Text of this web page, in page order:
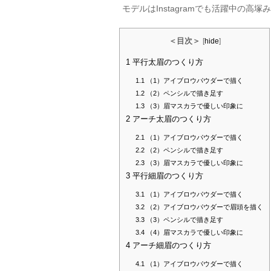
モデルはInstagramでも活躍中の高塚
＜目次＞ [hide]
1 平行太眉のつくり方
1.1
（1）アイブロウパウダーで描く
1.2（2）ペンシルで描き足す
1.3（3）眉マスカラで優しい印象に
2 アーチ太眉のつくり方
2.1
（1）アイブロウパウダーで描く
2.2（2）ペンシルで描き足す
2.3（3）眉マスカラで優しい印象に
3 平行細眉のつくり方
3.1
（1）アイブロウパウダーで描く
3.2（2）アイブロウパウダーで眉頭を描く
3.3（3）ペンシルで描き足す
3.4（4）眉マスカラで優しい印象に
4 アーチ細眉のつくり方
4.1
（1）アイブロウパウダーで描く